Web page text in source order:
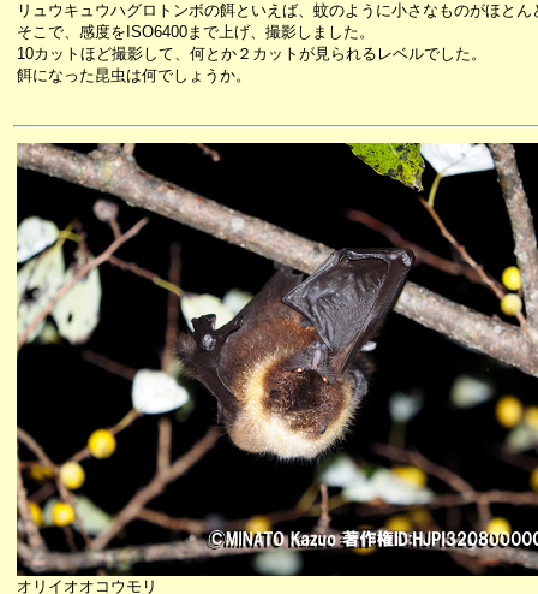
リュウキュウハグロトンボの餌といえば、蚊のように小さなものがほと
そこで、感度をISO6400まで上げ、撮影しました。
10カットほど撮影して、何とか２カットが見られるレベルでした。
餌になった昆虫は何でしょうか。
オリイオオコウモリ